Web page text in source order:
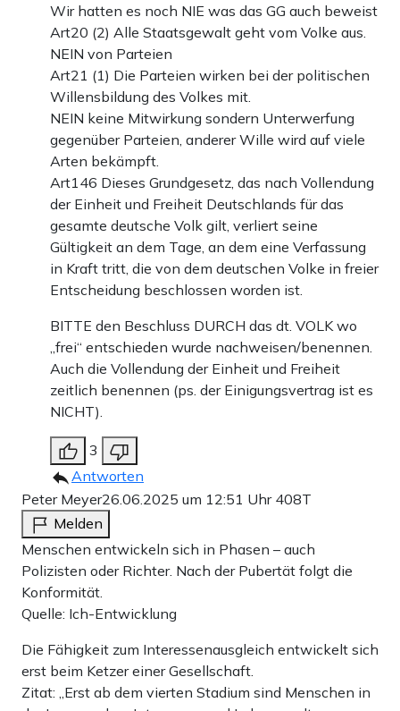
Wir hatten es noch NIE was das GG auch beweist
Art20 (2) Alle Staatsgewalt geht vom Volke aus.
NEIN von Parteien
Art21 (1) Die Parteien wirken bei der politischen
Willensbildung des Volkes mit.
NEIN keine Mitwirkung sondern Unterwerfung
gegenüber Parteien, anderer Wille wird auf viele
Arten bekämpft.
Art146 Dieses Grundgesetz, das nach Vollendung
der Einheit und Freiheit Deutschlands für das
gesamte deutsche Volk gilt, verliert seine
Gültigkeit an dem Tage, an dem eine Verfassung
in Kraft tritt, die von dem deutschen Volke in freier
Entscheidung beschlossen worden ist.
BITTE den Beschluss DURCH das dt. VOLK wo
„frei“ entschieden wurde nachweisen/benennen.
Auch die Vollendung der Einheit und Freiheit
zeitlich benennen (ps. der Einigungsvertrag ist es
NICHT).
3
Antworten
Peter Meyer26.06.2025 um 12:51 Uhr 408T
Melden
Menschen entwickeln sich in Phasen – auch
Polizisten oder Richter. Nach der Pubertät folgt die
Konformität.
Quelle: Ich-Entwicklung
Die Fähigkeit zum Interessenausgleich entwickelt sich
erst beim Ketzer einer Gesellschaft.
Zitat: „Erst ab dem vierten Stadium sind Menschen in